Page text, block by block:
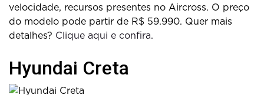
velocidade, recursos presentes no Aircross. O preço
do modelo pode partir de R$ 59.990. Quer mais
detalhes? Clique aqui e confira.
Hyundai Creta